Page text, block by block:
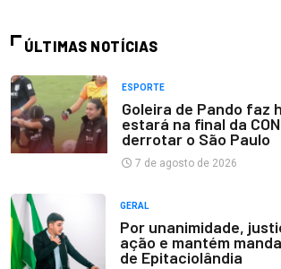
ÚLTIMAS NOTÍCIAS
ESPORTE
Goleira de Pando faz
estará na final da
derrotar o São Paulo
7 de agosto de 2026
GERAL
Por unanimidade,
ação e mantém
de Epitaciolândia